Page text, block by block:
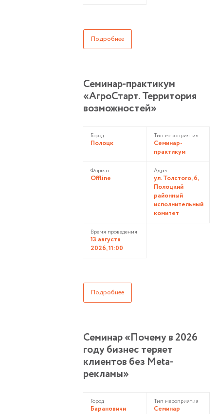
Подробнее
Семинар-практикум
«АгроСтарт. Территория
возможностей»
Город
Полоцк
Тип мероприятия
Семинар-
практикум
Формат
Offline
Адрес
ул. Толстого, 6,
Полоцкий
районный
исполнительный
комитет
Время проведения
13 августа
2026, 11:00
Подробнее
Семинар «Почему в 2026
году бизнес теряет
клиентов без Meta-
рекламы»
Город
Барановичи
Тип мероприятия
Семинар